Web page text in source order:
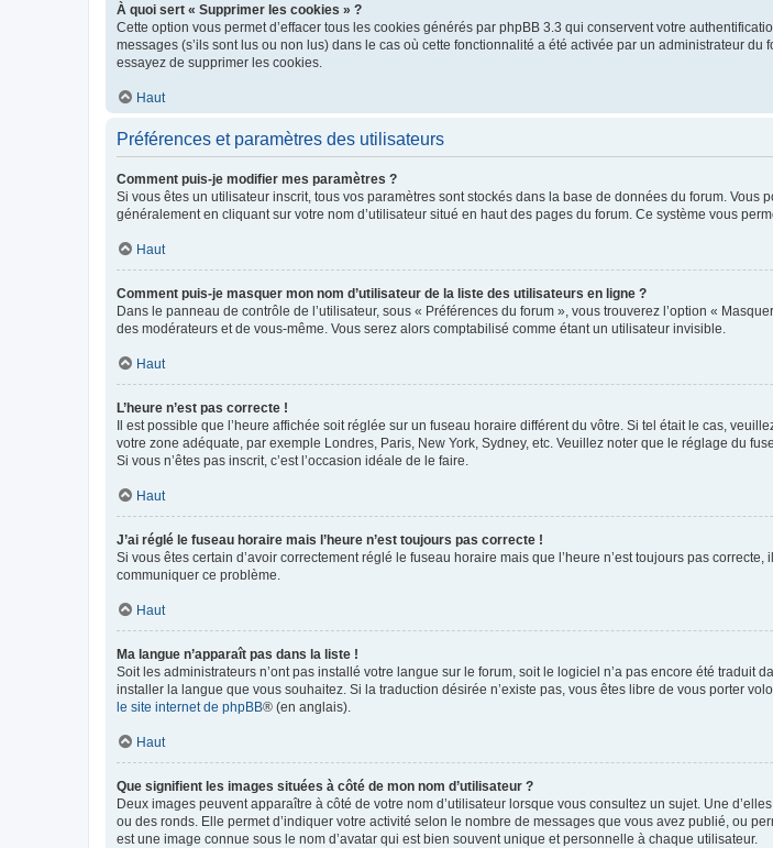
À quoi sert « Supprimer les cookies » ?
Cette option vous permet d’effacer tous les cookies générés par phpBB 3.3 qui conservent votre
messages (s’ils sont lus ou non lus) dans le cas où cette fonctionnalité a été activée par un administrateur
essayez de supprimer les cookies.
Haut
Préférences et paramètres des utilisateurs
Comment puis-je modifier mes paramètres ?
Si vous êtes un utilisateur inscrit, tous vos paramètres sont stockés dans la base de données du forum.
généralement en cliquant sur votre nom d’utilisateur situé en haut des pages du forum. Ce système vous
Haut
Comment puis-je masquer mon nom d’utilisateur de la liste des utilisateurs en ligne ?
Dans le panneau de contrôle de l’utilisateur, sous « Préférences du forum », vous trouverez l’option «
des modérateurs et de vous-même. Vous serez alors comptabilisé comme étant un utilisateur invisible.
Haut
L’heure n’est pas correcte !
Il est possible que l’heure affichée soit réglée sur un fuseau horaire différent du vôtre. Si tel était le cas,
votre zone adéquate, par exemple Londres, Paris, New York, Sydney, etc. Veuillez noter que le réglage du
Si vous n’êtes pas inscrit, c’est l’occasion idéale de le faire.
Haut
J’ai réglé le fuseau horaire mais l’heure n’est toujours pas correcte !
Si vous êtes certain d’avoir correctement réglé le fuseau horaire mais que l’heure n’est toujours pas
communiquer ce problème.
Haut
Ma langue n’apparaît pas dans la liste !
Soit les administrateurs n’ont pas installé votre langue sur le forum, soit le logiciel n’a pas encore été traduit
installer la langue que vous souhaitez. Si la traduction désirée n’existe pas, vous êtes libre de vous porter
le site internet de phpBB® (en anglais).
Haut
Que signifient les images situées à côté de mon nom d’utilisateur ?
Deux images peuvent apparaître à côté de votre nom d’utilisateur lorsque vous consultez un sujet. Une
ou des ronds. Elle permet d’indiquer votre activité selon le nombre de messages que vous avez publié, ou
est une image connue sous le nom d’avatar qui est bien souvent unique et personnelle à chaque utilisateur.